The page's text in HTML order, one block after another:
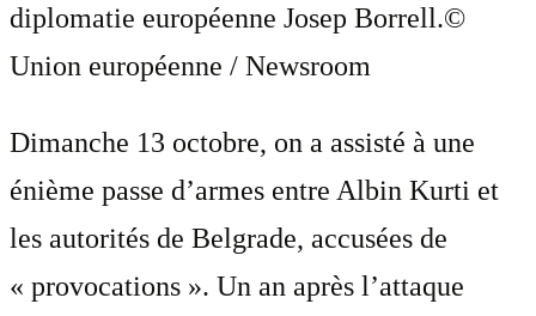
diplomatie européenne Josep Borrell.©
Union européenne / Newsroom
Dimanche 13 octobre, on a assisté à une
énième passe d’armes entre Albin Kurti et
les autorités de Belgrade, accusées de
« provocations ». Un an après l’attaque